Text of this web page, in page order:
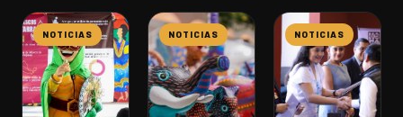
NOTICIAS NOTICIAS NOTICIAS